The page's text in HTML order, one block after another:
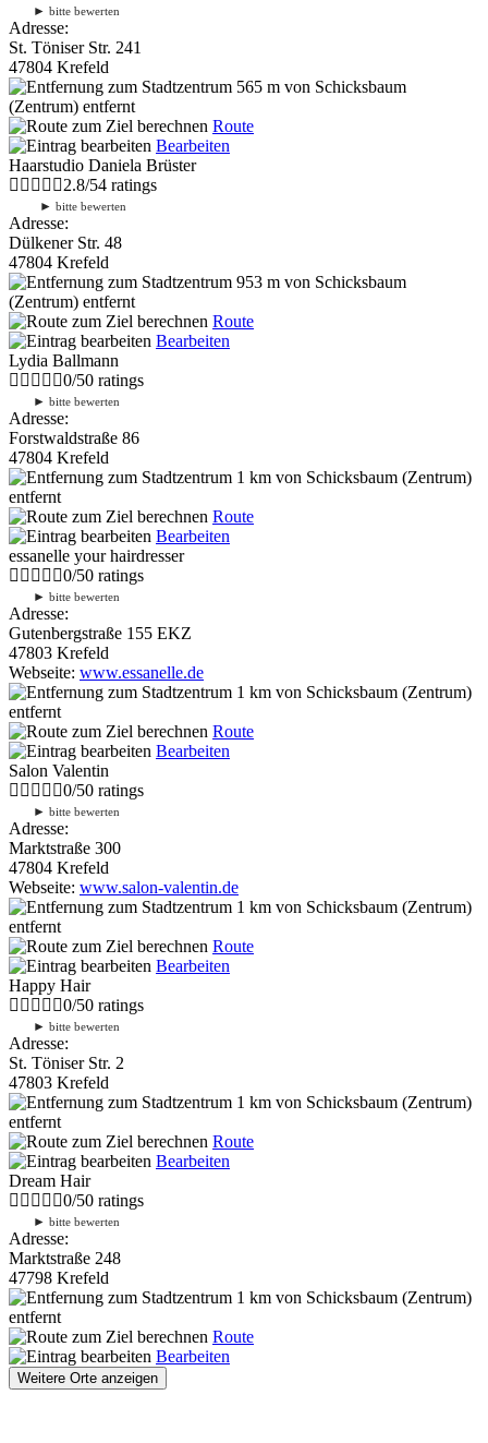
► bitte bewerten
Adresse:
St. Töniser Str. 241
47804 Krefeld
565 m von Schicksbaum
(Zentrum) entfernt
Route
Bearbeiten
Haarstudio Daniela Brüster
2.8/54 ratings
► bitte bewerten
Adresse:
Dülkener Str. 48
47804 Krefeld
953 m von Schicksbaum
(Zentrum) entfernt
Route
Bearbeiten
Lydia Ballmann
0/50 ratings
► bitte bewerten
Adresse:
Forstwaldstraße 86
47804 Krefeld
1 km von Schicksbaum (Zentrum)
entfernt
Route
Bearbeiten
essanelle your hairdresser
0/50 ratings
► bitte bewerten
Adresse:
Gutenbergstraße 155 EKZ
47803 Krefeld
Webseite: www.essanelle.de
1 km von Schicksbaum (Zentrum)
entfernt
Route
Bearbeiten
Salon Valentin
0/50 ratings
► bitte bewerten
Adresse:
Marktstraße 300
47804 Krefeld
Webseite: www.salon-valentin.de
1 km von Schicksbaum (Zentrum)
entfernt
Route
Bearbeiten
Happy Hair
0/50 ratings
► bitte bewerten
Adresse:
St. Töniser Str. 2
47803 Krefeld
1 km von Schicksbaum (Zentrum)
entfernt
Route
Bearbeiten
Dream Hair
0/50 ratings
► bitte bewerten
Adresse:
Marktstraße 248
47798 Krefeld
1 km von Schicksbaum (Zentrum)
entfernt
Route
Bearbeiten
Weitere Orte anzeigen